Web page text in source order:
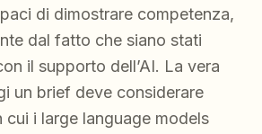
di dimostrare competenza,
dal fatto che siano stati
il supporto dell’AI. La vera
un brief deve considerare
cui i large language models